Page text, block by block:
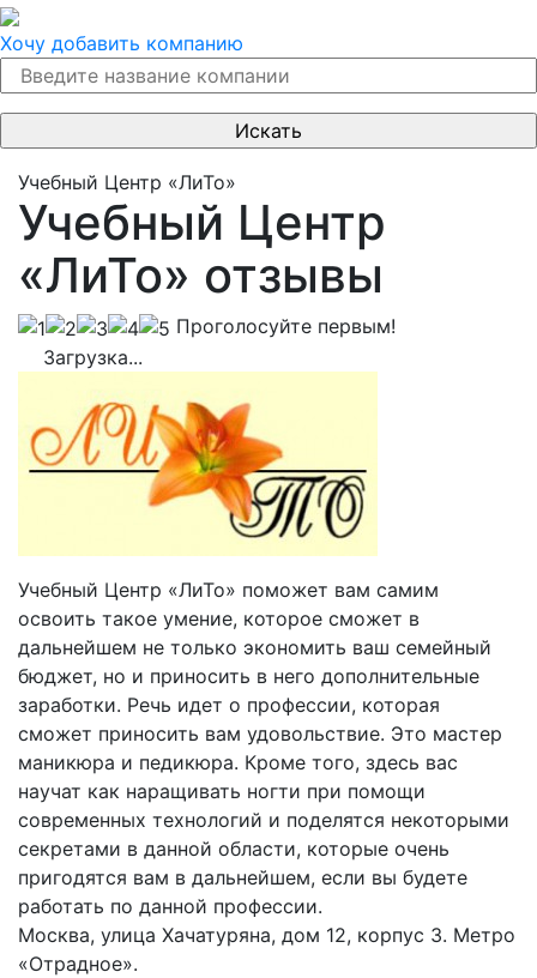
Хочу добавить компанию
Учебный Центр «ЛиТо»
Учебный Центр
«ЛиТо» отзывы
Проголосуйте первым!
Загрузка...
Учебный Центр «ЛиТо» поможет вам самим
освоить такое умение, которое сможет в
дальнейшем не только экономить ваш семейный
бюджет, но и приносить в него дополнительные
заработки. Речь идет о профессии, которая
сможет приносить вам удовольствие. Это мастер
маникюра и педикюра. Кроме того, здесь вас
научат как наращивать ногти при помощи
современных технологий и поделятся некоторыми
секретами в данной области, которые очень
пригодятся вам в дальнейшем, если вы будете
работать по данной профессии.
Москва, улица Хачатуряна, дом 12, корпус 3. Метро
«Отрадное».